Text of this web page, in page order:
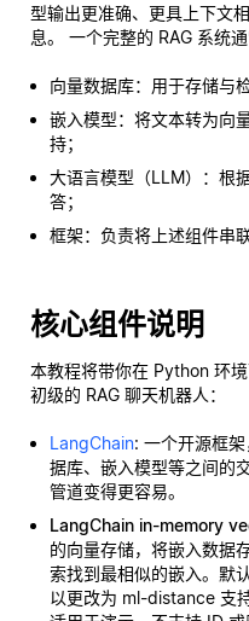
型输出更准确、更具上下文
息。 一个完整的 RAG 系统
向量数据库：用于存储与
嵌入模型：将文本转为向
持；
大语言模型（LLM）：根
答；
框架：负责将上述组件串
核心组件说明
本教程将带你在 Python 环
初级的 RAG 聊天机器人：
LangChain: 一个开源框
据库、嵌入模型等之间的
管道变得更容易。
LangChain in-memory
的向量存储，将嵌入数据
索找到最相似的嵌入。默
以更改为 ml-distance 支